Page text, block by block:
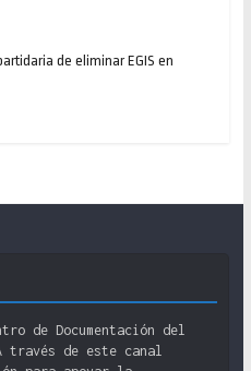
de eliminar EGIS en
de Documentación del
de este canal